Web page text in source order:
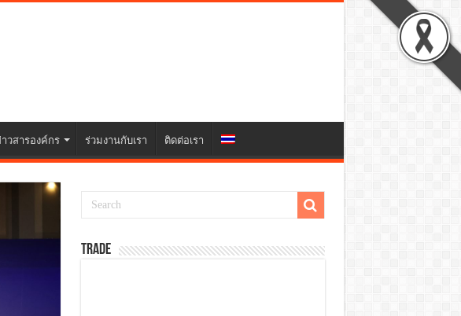
วสารองค์กร ร่วมงานกับเรา ติดต่อเรา
TRADE